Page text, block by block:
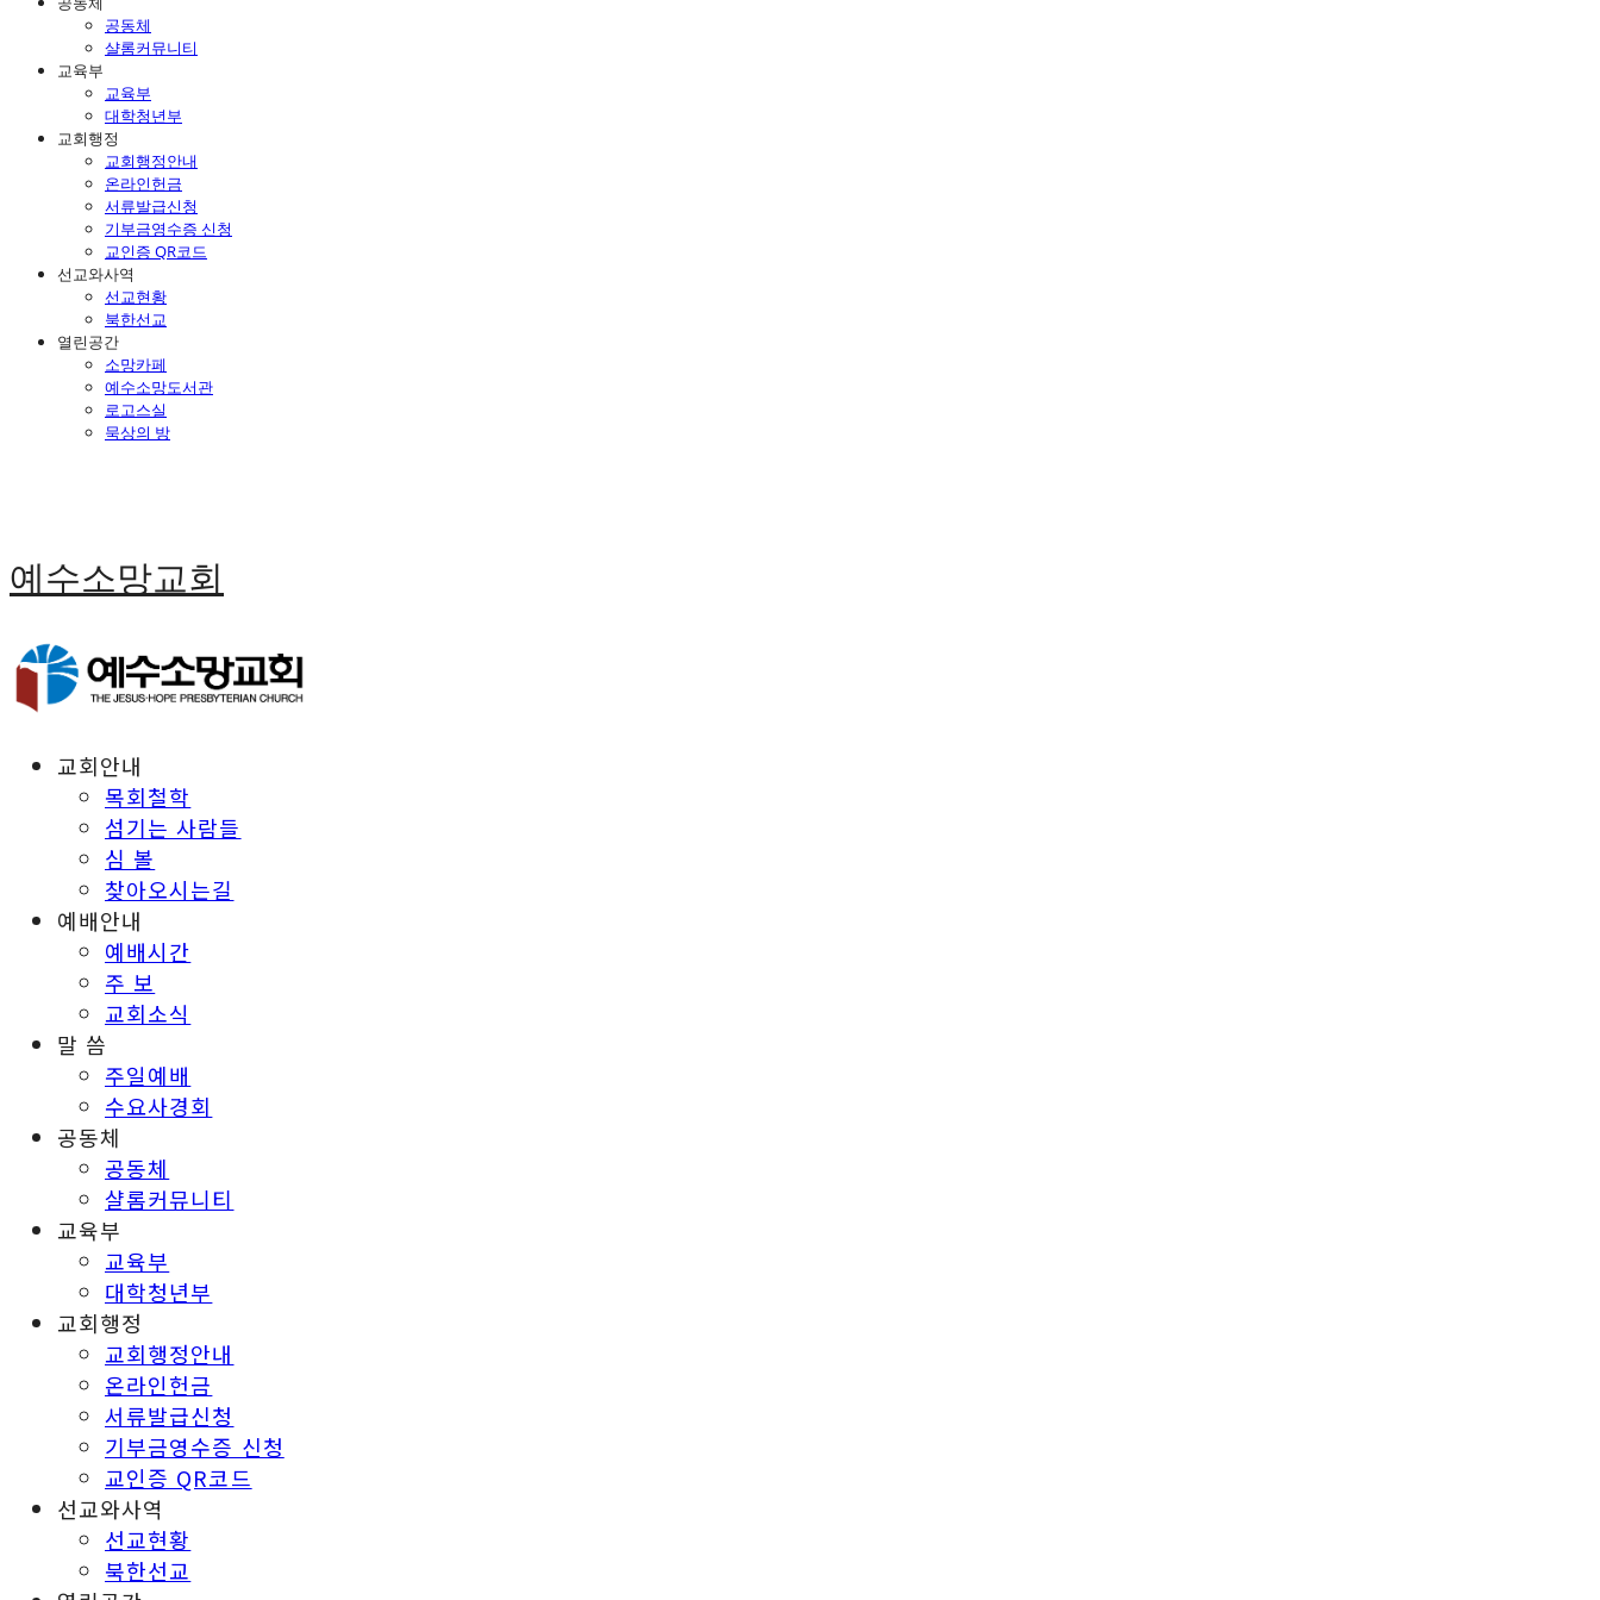
공동체
샬롬커뮤니티
교육부
교육부
대학청년부
교회행정
교회행정안내
온라인헌금
서류발급신청
기부금영수증 신청
교인증 QR코드
선교와사역
선교현황
북한선교
열린공간
소망카페
예수소망도서관
로고스실
묵상의 방
예수소망교회
교회안내
목회철학
섬기는 사람들
심 볼
찾아오시는길
예배안내
예배시간
주 보
교회소식
말 씀
주일예배
수요사경회
공동체
공동체
샬롬커뮤니티
교육부
교육부
대학청년부
교회행정
교회행정안내
온라인헌금
서류발급신청
기부금영수증 신청
교인증 QR코드
선교와사역
선교현황
북한선교